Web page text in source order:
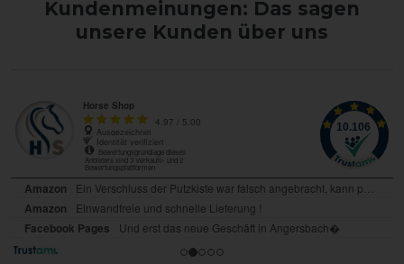
Kundenmeinungen: Das sagen
unsere Kunden über uns